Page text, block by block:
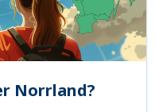
Norrland?